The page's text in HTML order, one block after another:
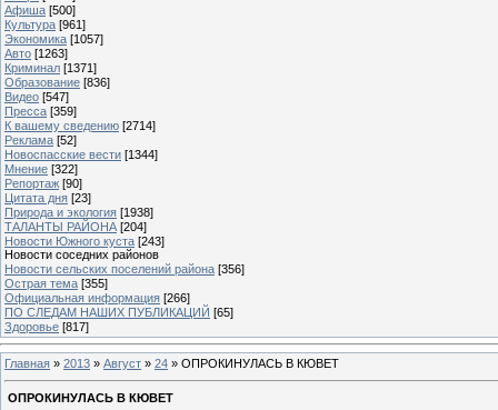
Афиша [500]
Культура [961]
Экономика [1057]
Авто [1263]
Криминал [1371]
Образование [836]
Видео [547]
Пресса [359]
К вашему сведению [2714]
Реклама [52]
Новоспасские вести [1344]
Мнение [322]
Репортаж [90]
Цитата дня [23]
Природа и экология [1938]
ТАЛАНТЫ РАЙОНА [204]
Новости Южного куста [243]
Новости соседних районов
Новости сельских поселений района [356]
Острая тема [355]
Официальная информация [266]
ПО СЛЕДАМ НАШИХ ПУБЛИКАЦИЙ [65]
Здоровье [817]
Главная » 2013 » Август » 24 » ОПРОКИНУЛАСЬ В КЮВЕТ
ОПРОКИНУЛАСЬ В КЮВЕТ